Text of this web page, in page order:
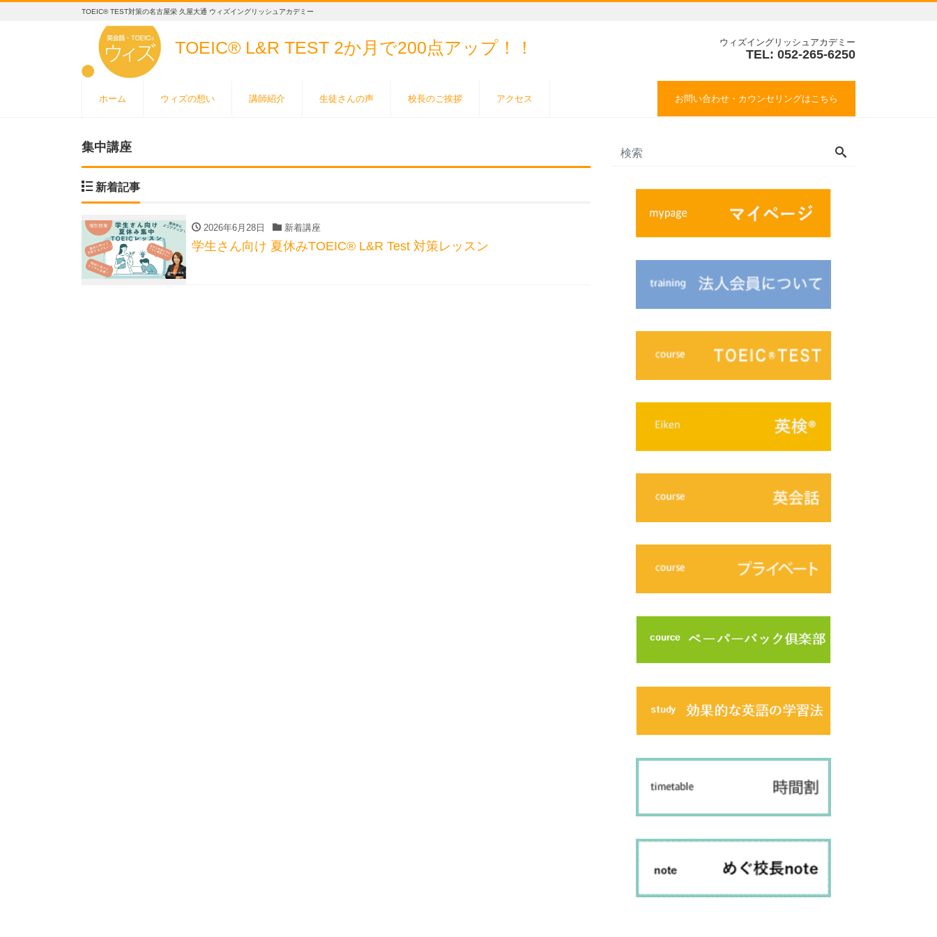
TOEIC® TEST対策の名古屋栄 久屋大通 ウィズイングリッシュアカデミー
TOEIC® L&R TEST 2か月で200点アップ！！ ウィズイングリッシュアカデミー
TEL: 052-265-6250
ホーム ウィズの想い 講師紹介 生徒さんの声 校長のご挨拶 アクセス お問い合わせ・カウンセリングはこちら
集中講座
新着記事
2026年6月28日 新着講座
学生さん向け 夏休みTOEIC® L&R Test 対策レッスン